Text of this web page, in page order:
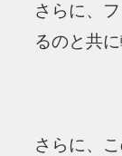
さらに、
るのと共
さらに、